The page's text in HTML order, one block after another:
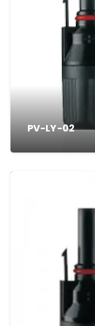
PV-LY-02